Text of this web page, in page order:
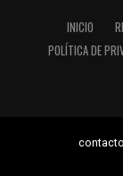
INICIO
POLÍTICA DE